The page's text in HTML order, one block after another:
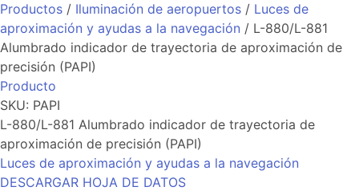
Productos / Iluminación de aeropuertos / Luces de
aproximación y ayudas a la navegación / L-880/L-881
Alumbrado indicador de trayectoria de aproximación de
precisión (PAPI)
Producto
SKU: PAPI
L-880/L-881 Alumbrado indicador de trayectoria de
aproximación de precisión (PAPI)
Luces de aproximación y ayudas a la navegación
DESCARGAR HOJA DE DATOS